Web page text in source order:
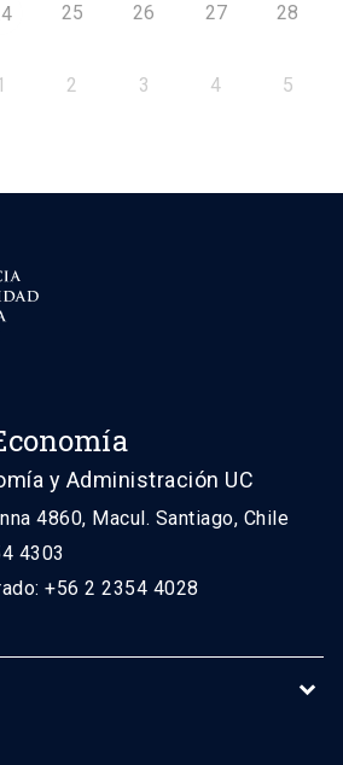
25 26 27 28
2 3 4 5
y Administración UC
4860, Macul. Santiago, Chile
4303
+56 2 2354 4028